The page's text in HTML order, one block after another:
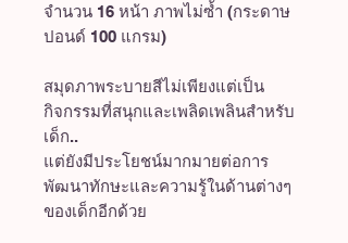
จำนวน 16 หน้า ภาพไม่ซ้ำ (กระดาษ
ปอนด์ 100 แกรม)
สมุดภาพระบายสีไม่เพียงแต่เป็น
กิจกรรมที่สนุกและเพลิดเพลินสำหรับ
เด็ก..
แต่ยังมีประโยชน์มากมายต่อการ
พัฒนาทักษะและความรู้ในด้านต่างๆ
ของเด็กอีกด้วย